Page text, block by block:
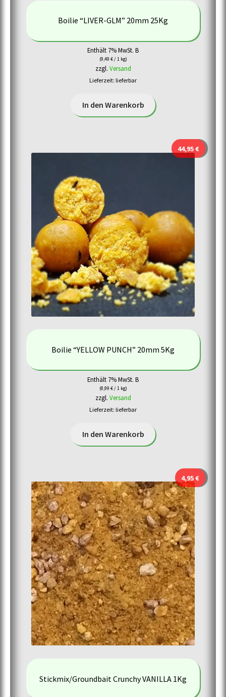
Boilie “LIVER-GLM” 20mm 25Kg
Enthält 7% MwSt. B
(9,49 €/ 1 kg)
zzgl. Versand
Lieferzeit: lieferbar
In den Warenkorb
Boilie “YELLOW PUNCH” 20mm 5Kg
44,95€
Enthält 7% MwSt. B
(8,99 €/ 1 kg)
zzgl. Versand
Lieferzeit: lieferbar
In den Warenkorb
Stickmix/Groundbait Crunchy VANILLA 1Kg
4,95€